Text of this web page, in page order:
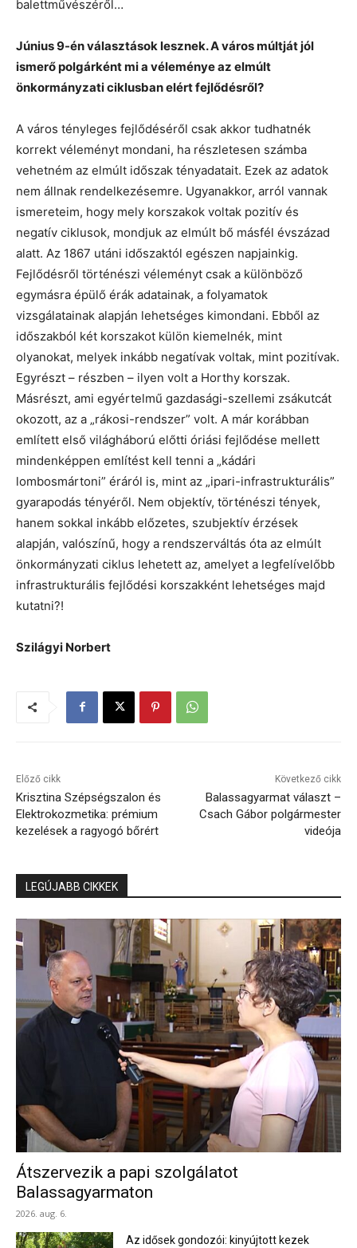
balettművészéről…
Június 9-én választások lesznek. A város múltját jól
ismerő polgárként mi a véleménye az elmúlt
önkormányzati ciklusban elért fejlődésről?
A város tényleges fejlődéséről csak akkor tudhatnék
korrekt véleményt mondani, ha részletesen számba
vehetném az elmúlt időszak tényadatait. Ezek az adatok
nem állnak rendelkezésemre. Ugyanakkor, arról vannak
ismereteim, hogy mely korszakok voltak pozitív és
negatív ciklusok, mondjuk az elmúlt bő másfél évszázad
alatt. Az 1867 utáni időszaktól egészen napjainkig.
Fejlődésről történészi véleményt csak a különböző
egymásra épülő érák adatainak, a folyamatok
vizsgálatainak alapján lehetséges kimondani. Ebből az
időszakból két korszakot külön kiemelnék, mint
olyanokat, melyek inkább negatívak voltak, mint pozitívak.
Egyrészt – részben – ilyen volt a Horthy korszak.
Másrészt, ami egyértelmű gazdasági-szellemi zsákutcát
okozott, az a „rákosi-rendszer” volt. A már korábban
említett első világháború előtti óriási fejlődése mellett
mindenképpen említést kell tenni a „kádári
lombosmártoni” éráról is, mint az „ipari-infrastrukturális”
gyarapodás tényéről. Nem objektív, történészi tények,
hanem sokkal inkább előzetes, szubjektív érzések
alapján, valószínű, hogy a rendszerváltás óta az elmúlt
önkormányzati ciklus lehetett az, amelyet a legfelívelőbb
infrastrukturális fejlődési korszakként lehetséges majd
kutatni?!
Szilágyi Norbert
Előző cikk
Krisztina Szépségszalon és
Elektrokozmetika: prémium
kezelések a ragyogó bőrért
Következő cikk
Balassagyarmat választ –
Csach Gábor polgármester
videója
LEGÚJABB CIKKEK
Átszervezik a papi szolgálatot
Balassagyarmaton
2026. aug. 6.
Az idősek gondozói: kinyújtott kezek